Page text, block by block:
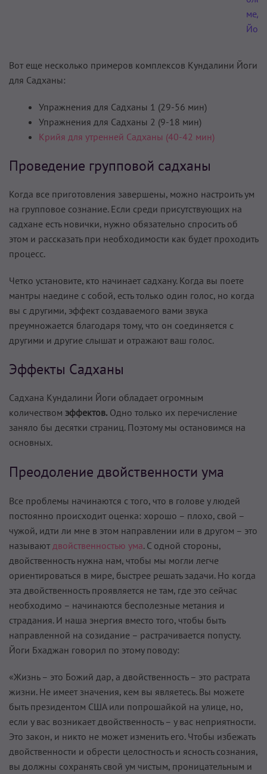
Йоги
Вот еще несколько примеров комплексов Кундалини Йоги
для Садханы:
Упражнения для Садханы 1 (29-56 мин)
Упражнения для Садханы 2 (9-18 мин)
Крийя для утренней Садханы (40-42 мин)
Проведение групповой садханы
Когда все приготовления завершены, можно настроить ум
на групповое сознание. Если среди присутствующих на
садхане есть новички, нужно обязательно спросить об
этом и рассказать при необходимости как будет проходить
процесс.
Четко установите, кто начинает садхану. Когда вы поете
мантры наедине с собой, есть только один голос, но когда
вы с другими, эффект создаваемого вами звука
преумножается благодаря тому, что он соединяется с
другими и другие слышат и отражают ваш голос.
Эффекты Садханы
Садхана Кундалини Йоги обладает огромным
количеством эффектов. Одно только их перечисление
заняло бы десятки страниц. Поэтому мы остановимся на
основных.
Преодоление двойственности ума
Все проблемы начинаются с того, что в голове у людей
постоянно происходит оценка: хорошо – плохо, свой –
чужой, идти ли мне в этом направлении или в другом – это
называют двойственностью ума. С одной стороны,
двойственность нужна нам, чтобы мы могли легче
ориентироваться в мире, быстрее решать задачи. Но когда
эта двойственность проявляется не там, где это сейчас
необходимо – начинаются бесполезные метания и
страдания. И наша энергия вместо того, чтобы быть
направленной на созидание – растрачивается попусту.
Йоги Бхаджан говорил по этому поводу:
«Жизнь – это Божий дар, а двойственность – это растрата
жизни. Не имеет значения, кем вы являетесь. Вы можете
быть президентом США или попрошайкой на улице, но,
если у вас возникает двойственность – у вас неприятности.
Это закон, и никто не может изменить его. Чтобы избежать
двойственности и обрести целостность и ясность сознания,
вы должны сохранять свой ум чистым, проницательным и